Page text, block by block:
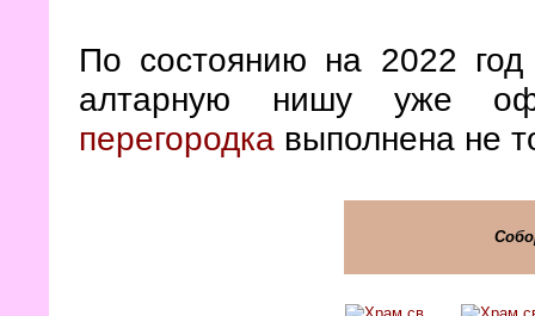
По состоянию на 2022
алтарную нишу уже
перегородка выполнена не